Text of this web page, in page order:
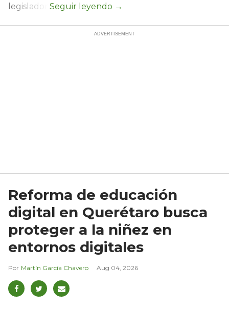
legislador.
Reforma de educación
digital en Querétaro busca
proteger a la niñez en
entornos digitales
Martín García Chavero Aug 04, 2026